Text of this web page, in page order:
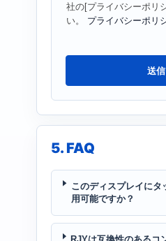
社の[プライバシーポリ
い。 プライバシーポリ
送信
5. FAQ
このディスプレイにタ
用可能ですか？